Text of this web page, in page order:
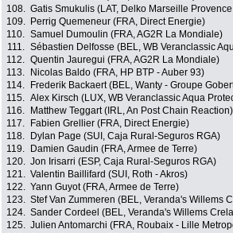
108. Gatis Smukulis (LAT, Delko Marseille
109.
Perrig Quemeneur (FRA, Direct Energie)
110. Samuel Dumoulin (FRA, AG2R La Mondiale)
111. Sébastien Delfosse (BEL, WB Veranclassic
112. Quentin Jauregui (FRA, AG2R La Mondiale)
113.
Nicolas Baldo (FRA, HP BTP - Auber 93)
114.
Frederik Backaert (BEL, Wanty - Groupe
115. Alex Kirsch (LUX, WB Veranclassic Aqua
116.
Matthew Teggart (IRL, An Post Chain Reaction)
117.
Fabien Grellier (FRA, Direct Energie)
118.
Dylan Page (SUI, Caja Rural-Seguros RGA)
119.
Damien Gaudin (FRA, Armee de Terre)
120. Jon Irisarri (ESP, Caja Rural-Seguros RGA)
121. Valentin Baillifard (SUI, Roth - Akros)
122. Yann Guyot (FRA, Armee de Terre)
123. Stef Van Zummeren (BEL, Veranda's Willems
124. Sander Cordeel (BEL, Veranda's Willems
125. Julien Antomarchi (FRA, Roubaix - Lille